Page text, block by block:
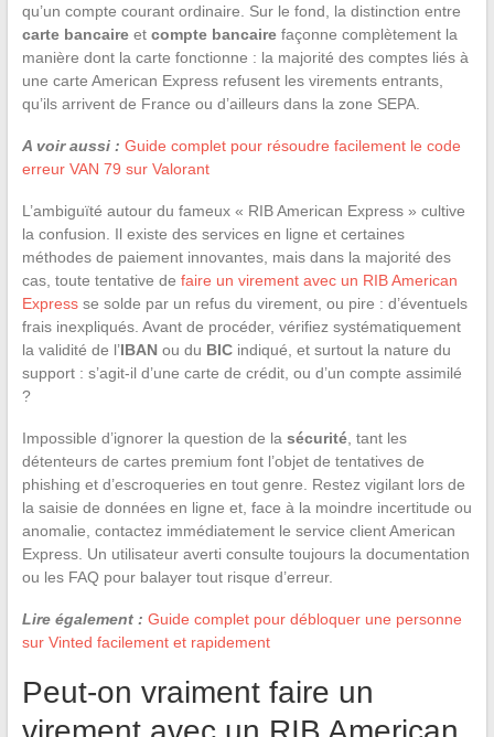
qu’un compte courant ordinaire. Sur le fond, la distinction entre
carte bancaireet compte bancairefaçonne complètement la
manière dont la carte fonctionne : la majorité des comptes liés à
une carte American Express refusent les virements entrants,
qu’ils arrivent de France ou d’ailleurs dans la zone SEPA.
A voir aussi : Guide complet pour résoudre facilement le code
erreur VAN 79 sur Valorant
L’ambiguïté autour du fameux « RIB American Express » cultive
la confusion. Il existe des services en ligne et certaines
méthodes de paiement innovantes, mais dans la majorité des
cas, toute tentative de faire un virement avec un RIB American
Expressse solde par un refus du virement, ou pire : d’éventuels
frais inexpliqués. Avant de procéder, vérifiez systématiquement
la validité de l’IBANou du BICindiqué, et surtout la nature du
support : s’agit-il d’une carte de crédit, ou d’un compte assimilé
?
Impossible d’ignorer la question de la sécurité, tant les
détenteurs de cartes premium font l’objet de tentatives de
phishing et d’escroqueries en tout genre. Restez vigilant lors de
la saisie de données en ligne et, face à la moindre incertitude ou
anomalie, contactez immédiatement le service client American
Express. Un utilisateur averti consulte toujours la documentation
ou les FAQ pour balayer tout risque d’erreur.
Lire également : Guide complet pour débloquer une personne
sur Vinted facilement et rapidement
Peut-on vraiment faire un